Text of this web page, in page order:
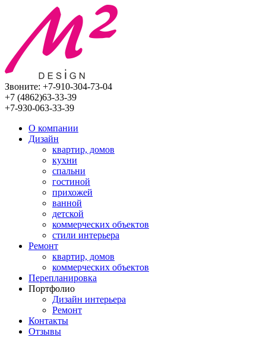
Звоните: +7-910-304-73-04
+7 (4862)63-33-39
+7-930-063-33-39
О компании
Дизайн
квартир, домов
кухни
спальни
гостиной
прихожей
ванной
детской
коммерческих объектов
стили интерьера
Ремонт
квартир, домов
коммерческих объектов
Перепланировка
Портфолио
Дизайн интерьера
Ремонт
Контакты
Отзывы